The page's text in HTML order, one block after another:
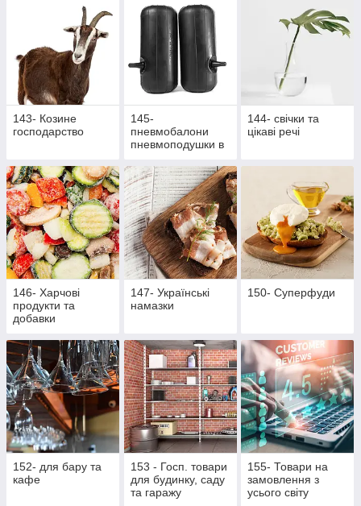
закупорщики
143- Козине
господарство
145-
пневмобалони
пневмоподушки в
144- свічки та
цікаві речі
146- Харчові
продукти та
добавки
147- Українські
намазки
150- Суперфуди
152- для бару та
кафе
153 - Госп. товари
для будинку, саду
та гаражу
155- Товари на
замовлення з
усього світу